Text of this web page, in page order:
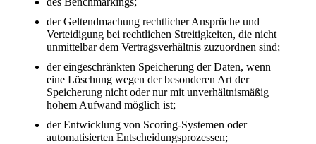
der Geltendmachung rechtlicher Ansprüche und
Verteidigung bei rechtlichen Streitigkeiten, die nicht
unmittelbar dem Vertragsverhältnis zuzuordnen sind;
der eingeschränkten Speicherung der Daten, wenn
eine Löschung wegen der besonderen Art der
Speicherung nicht oder nur mit unverhältnismäßig
hohem Aufwand möglich ist;
der Entwicklung von Scoring-Systemen oder
automatisierten Entscheidungsprozessen;